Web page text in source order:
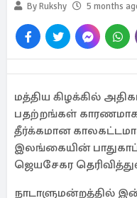
By Rukshy
5 months
மத்திய கிழக்கில்
பதற்றங்கள் காரணமாக,
தீர்க்கமான
இலங்கையின்
ஜெயசேகர
நாடாளுமன்றத்தில்